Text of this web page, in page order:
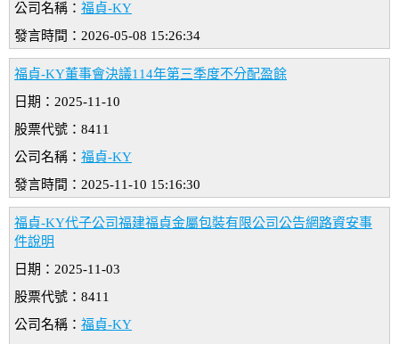
公司名稱： 福貞-KY
發言時間：2026-05-08 15:26:34
福貞-KY董事會決議114年第三季度不分配盈餘
日期：2025-11-10
股票代號：8411
公司名稱： 福貞-KY
發言時間：2025-11-10 15:16:30
福貞-KY代子公司福建福貞金屬包裝有限公司公告網路資安事
件說明
日期：2025-11-03
股票代號：8411
公司名稱： 福貞-KY